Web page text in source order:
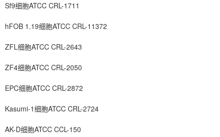
Sf9细胞ATCC CRL-1711
hFOB 1.19细胞ATCC CRL-11372
ZFL细胞ATCC CRL-2643
ZF4细胞ATCC CRL-2050
EPC细胞ATCC CRL-2872
Kasumi-1细胞ATCC CRL-2724
AK-D细胞ATCC CCL-150